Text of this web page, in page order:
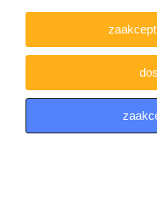
Nóż motylek
drewniane okładziny